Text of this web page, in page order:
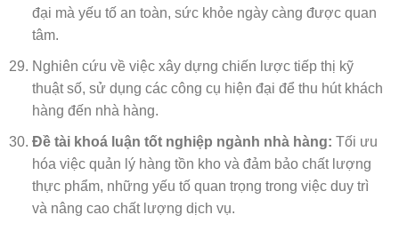
đại mà yếu tố an toàn, sức khỏe ngày càng được quan
tâm.
Nghiên cứu về việc xây dựng chiến lược tiếp thị kỹ
thuật số, sử dụng các công cụ hiện đại để thu hút khách
hàng đến nhà hàng.
Đề tài khoá luận tốt nghiệp ngành nhà hàng: Tối ưu
hóa việc quản lý hàng tồn kho và đảm bảo chất lượng
thực phẩm, những yếu tố quan trọng trong việc duy trì
và nâng cao chất lượng dịch vụ.